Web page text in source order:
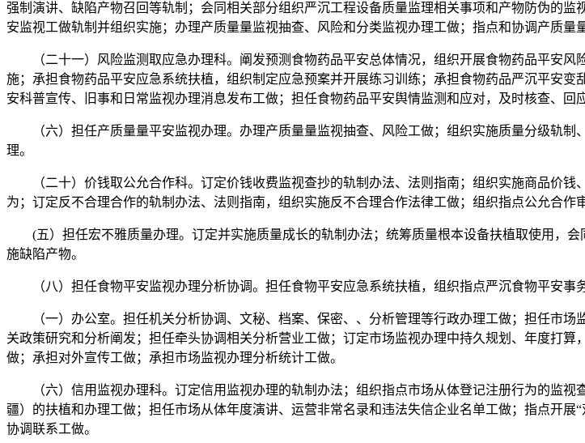
强制演讲、缺陷产物召回等轨制；会同相关部分组织严沉工程设备质量监理相关事项和产物防伪的
安监视工做轨制并组织实施；办理产质量量监视抽查、风险和分类监视办理工做；指点和协调产质量
（二十一）风险监测取应急办理科。阐发预测食物药品平安总体情况，组织开展食物药品平安风
施；承担食物药品平安应急系统扶植，组织制定应急预案并开展练习训练；承担食物药品严沉平安
安科普宣传、旧事和日常监视办理消息发布工做；担任食物药品平安舆情监测和应对，及时核查、回
（六）担任产质量量平安监视办理。办理产质量量监视抽查、风险工做；组织实施质量分级轨制
理。
（二十）价钱取公允合作科。订定价钱收费监视查抄的轨制办法、法则指南；组织实施商品价钱
为；订定反不合理合作的轨制办法、法则指南，组织实施反不合理合作法律工做；组织指点公允合作
(五）担任宏不雅质量办理。订定并实施质量成长的轨制办法；统筹质量根本设备扶植取使用，
施缺陷产物。
（八）担任食物平安监视办理分析协调。担任食物平安应急系统扶植，组织指点严沉食物平安事
（一）办公室。担任机关分析协调、文秘、档案、保密、、分析管理等行政办理工做；担任市场
关政策研究和分析阐发；担任牵头协调相关分析营业工做；订定市场监视办理中持久规划、年度打
做；承担对外宣传工做；承担市场监视办理分析统计工做。
（六）信用监视办理科。订定信用监视办理的轨制办法；组织指点市场从体登记注册行为的监视
疆）的扶植和办理工做；担任市场从体年度演讲、运营非常名录和违法失信企业名单工做；指点开
协调联系工做。